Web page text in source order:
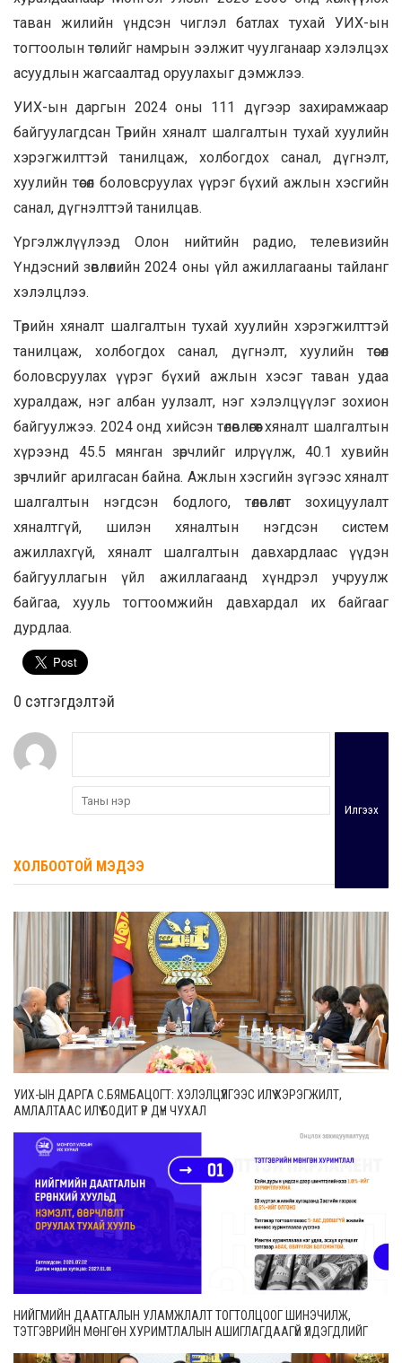
таван жилийн үндсэн чиглэл батлах тухай УИХ-ын
тогтоолын төслийг намрын ээлжит чуулганаар хэлэлцэх
асуудлын жагсаалтад оруулахыг дэмжлээ.
УИХ-ын даргын 2024 оны 111 дүгээр захирамжаар
байгуулагдсан Төрийн хяналт шалгалтын тухай хуулийн
хэрэгжилттэй танилцаж, холбогдох санал, дүгнэлт,
хуулийн төсөл боловсруулах үүрэг бүхий ажлын хэсгийн
санал, дүгнэлттэй танилцав.
Үргэлжлүүлээд Олон нийтийн радио, телевизийн
Үндэсний зөвлөлийн 2024 оны үйл ажиллагааны тайланг
хэлэлцлээ.
Төрийн хяналт шалгалтын тухай хуулийн хэрэгжилттэй
танилцаж, холбогдох санал, дүгнэлт, хуулийн төсөл
боловсруулах үүрэг бүхий ажлын хэсэг таван удаа
хуралдаж, нэг албан уулзалт, нэг хэлэлцүүлэг зохион
байгуулжээ. 2024 онд хийсэн төлөвлөгөөт хяналт шалгалтын
хүрээнд 45.5 мянган зөрчлийг илрүүлж, 40.1 хувийн
зөрчлийг арилгасан байна. Ажлын хэсгийн зүгээс хяналт
шалгалтын нэгдсэн бодлого, төлөвлөлт зохицуулалт
хяналтгүй, шилэн хяналтын нэгдсэн систем
ажиллахгүй, хяналт шалгалтын давхардлаас үүдэн
байгууллагын үйл ажиллагаанд хүндрэл учруулж
байгаа, хууль тогтоомжийн давхардал их байгааг
дурдлаа.
0 cэтгэгдэлтэй
Илгээх
ХОЛБООТОЙ МЭДЭЭ
УИХ-ЫН ДАРГА С.БЯМБАЦОГТ: ХЭЛЭЛЦҮҮЛГЭЭС ИЛҮҮ ХЭРЭГЖИЛТ,
АМЛАЛТААС ИЛҮҮ БОДИТ ҮР ДҮН ЧУХАЛ
НИЙГМИЙН ДААТГАЛЫН УЛАМЖЛАЛТ ТОГТОЛЦООГ ШИНЭЧИЛЖ,
ТЭТГЭВРИЙН МӨНГӨН ХУРИМТЛАЛЫН АШИГЛАГДААГҮЙ ҮЛДЭГДЛИЙГ